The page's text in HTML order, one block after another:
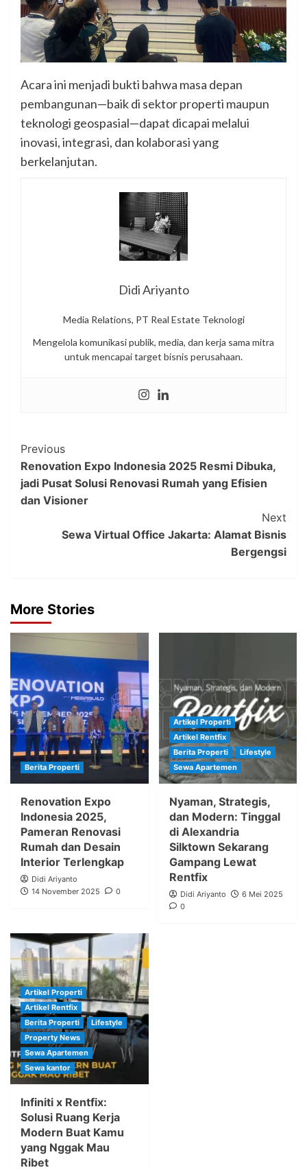
Acara ini menjadi bukti bahwa masa depan
pembangunan—baik di sektor properti maupun
teknologi geospasial—dapat dicapai melalui
inovasi, integrasi, dan kolaborasi yang
berkelanjutan.
Didi Ariyanto
Media Relations, PT Real Estate Teknologi
Mengelola komunikasi publik, media, dan kerja sama mitra
untuk mencapai target bisnis perusahaan.
Post
Navigation
Previous
Renovation Expo Indonesia 2025 Resmi Dibuka,
jadi Pusat Solusi Renovasi Rumah yang Efisien
dan Visioner
Next
Sewa Virtual Office Jakarta: Alamat Bisnis
Bergengsi
More Stories
Berita Properti
Renovation Expo
Indonesia 2025,
Pameran Renovasi
Rumah dan Desain
Interior Terlengkap
Didi Ariyanto
14 November 2025
0
Artikel Properti
Artikel Rentfix
Berita Properti
Lifestyle
Sewa Apartemen
Nyaman, Strategis,
dan Modern: Tinggal
di Alexandria
Silktown Sekarang
Gampang Lewat
Rentfix
Didi Ariyanto
6 Mei 2025
0
Artikel Properti
Artikel Rentfix
Berita Properti
Lifestyle
Property News
Sewa Apartemen
Sewa kantor
Infiniti x Rentfix:
Solusi Ruang Kerja
Modern Buat Kamu
yang Nggak Mau
Ribet